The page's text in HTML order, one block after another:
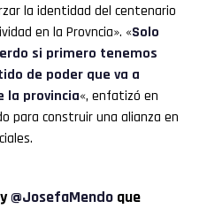
la identidad del centenario
en la Provncia». «Solo
si primero tenemos
de poder que va a
la provincia«, enfatizó en
para construir una alianza en
y@JosefaMendo que